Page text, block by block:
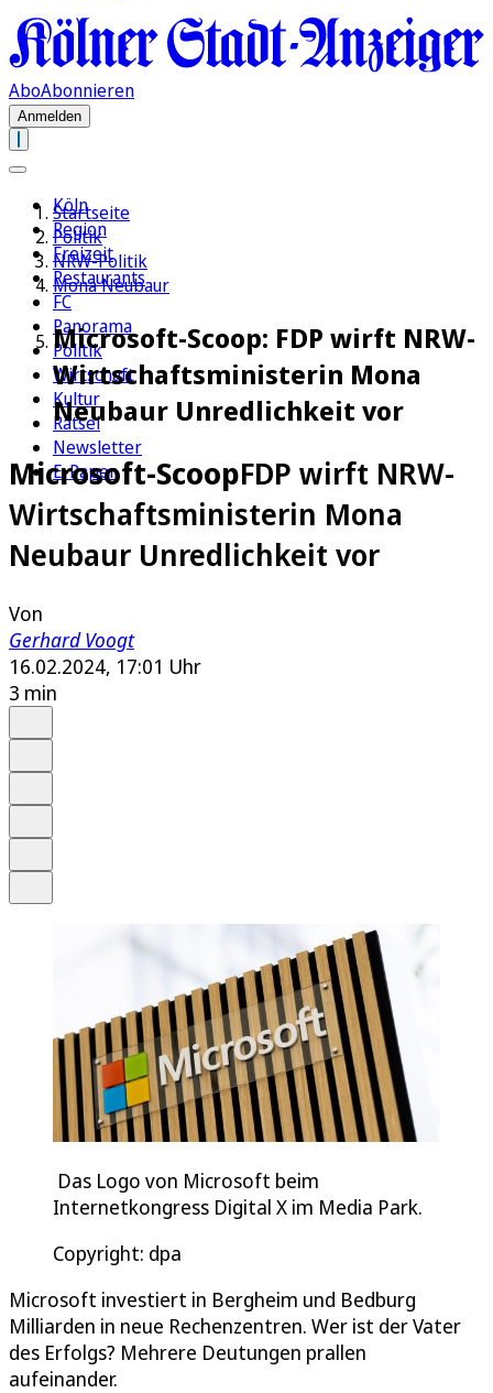
AboAbonnieren
Anmelden
Köln
Region
Freizeit
Restaurants
FC
Panorama
Politik
Wirtschaft
Kultur
Rätsel
Newsletter
E-Paper
Startseite
Politik
NRW-Politik
Mona Neubaur
Microsoft-Scoop: FDP wirft NRW-
Wirtschaftsministerin Mona
Neubaur Unredlichkeit vor
Microsoft-ScoopFDP wirft NRW-
Wirtschaftsministerin Mona
Neubaur Unredlichkeit vor
Von
Gerhard Voogt
16.02.2024, 17:01 Uhr
3 min
Das Logo von Microsoft beim
Internetkongress Digital X im Media Park.
Copyright: dpa
Microsoft investiert in Bergheim und Bedburg
Milliarden in neue Rechenzentren. Wer ist der Vater
des Erfolgs? Mehrere Deutungen prallen
aufeinander.